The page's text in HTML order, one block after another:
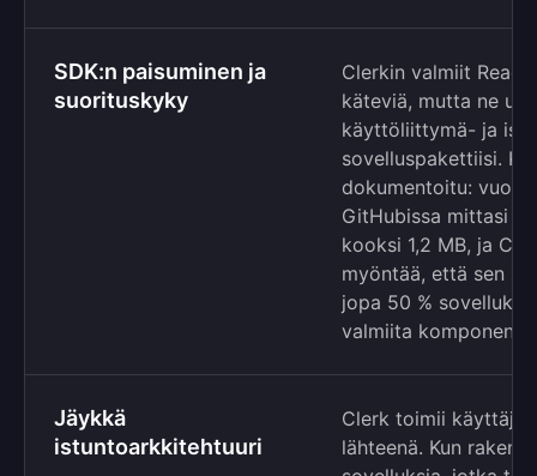
SDK:n paisuminen ja
suorituskyky
Clerkin valmiit
käteviä, mutta ne
käyttöliittymä- ja
sovelluspakettiisi.
dokumentoitu:
GitHubissa mittasi
kooksi 1,2 MB, ja
myöntää, että sen
jopa 50 %
valmiita
Jäykkä
istuntoarkkitehtuuri
Clerk toimii
lähteenä. Kun